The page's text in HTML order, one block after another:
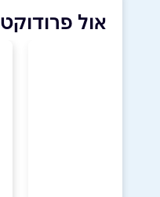
אול פרודוקט